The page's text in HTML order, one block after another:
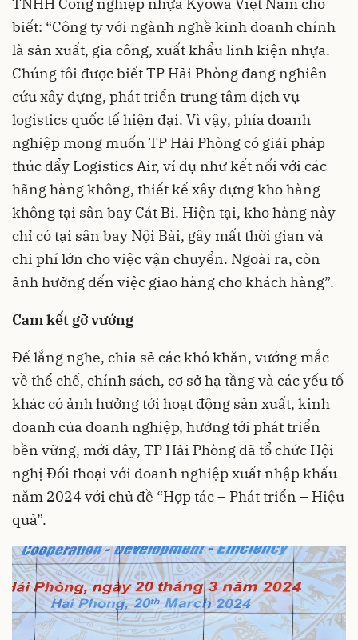
biết: “Công ty với ngành nghề kinh doanh chính
là sản xuất, gia công, xuất khẩu linh kiện nhựa.
Chúng tôi được biết TP Hải Phòng đang nghiên
cứu xây dựng, phát triển trung tâm dịch vụ
logistics quốc tế hiện đại. Vì vậy, phía doanh
nghiệp mong muốn TP Hải Phòng có giải pháp
thúc đẩy Logistics Air, ví dụ như kết nối với các
hãng hàng không, thiết kế xây dựng kho hàng
không tại sân bay Cát Bi. Hiện tại, kho hàng này
chỉ có tại sân bay Nội Bài, gây mất thời gian và
chi phí lớn cho việc vận chuyển. Ngoài ra, còn
ảnh hưởng đến việc giao hàng cho khách hàng”.
Cam kết gỡ vướng
Để lắng nghe, chia sẻ các khó khăn, vướng mắc
về thể chế, chính sách, cơ sở hạ tầng và các yếu tố
khác có ảnh hưởng tới hoạt động sản xuất, kinh
doanh của doanh nghiệp, hướng tới phát triển
bền vững, mới đây, TP Hải Phòng đã tổ chức Hội
nghị Đối thoại với doanh nghiệp xuất nhập khẩu
năm 2024 với chủ đề “Hợp tác – Phát triển – Hiệu
quả”.